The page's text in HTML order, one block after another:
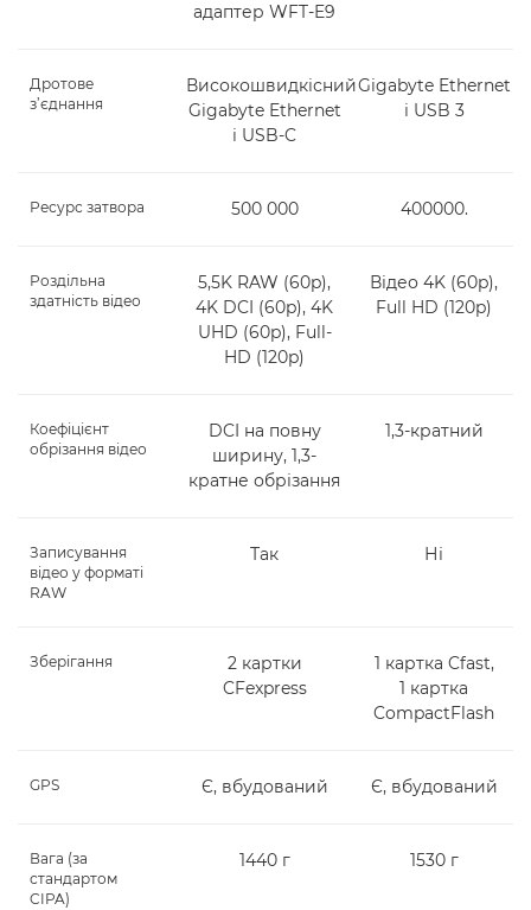
адаптер WFT-E9
Дротове
з’єднання
Високошвидкісний
Gigabyte Ethernet
і USB-C
Gigabyte Ethernet
і USB 3
Ресурс затвора 500 000 400000.
Роздільна
здатність відео
5,5K RAW (60p),
4K DCI (60p), 4K
UHD (60p), Full-
HD (120p)
Відео 4K (60p),
Full HD (120p)
Коефіцієнт
обрізання відео
DCI на повну
ширину, 1,3-
кратне обрізання
1,3-кратний
Записування
відео у форматі
RAW
Так Ні
Зберігання
2 картки
CFexpress
1 картка Cfast,
1 картка
CompactFlash
GPS Є, вбудований Є, вбудований
Вага (за
стандартом
CIPA)
1440 г 1530 г